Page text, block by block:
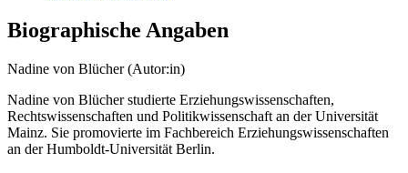
Biographische Angaben
Nadine von Blücher (Autor:in)
Nadine von Blücher studierte Erziehungswissenschaften,
Rechtswissenschaften und Politikwissenschaft an der Universität
Mainz. Sie promovierte im Fachbereich Erziehungswissenschaften
an der Humboldt-Universität Berlin.